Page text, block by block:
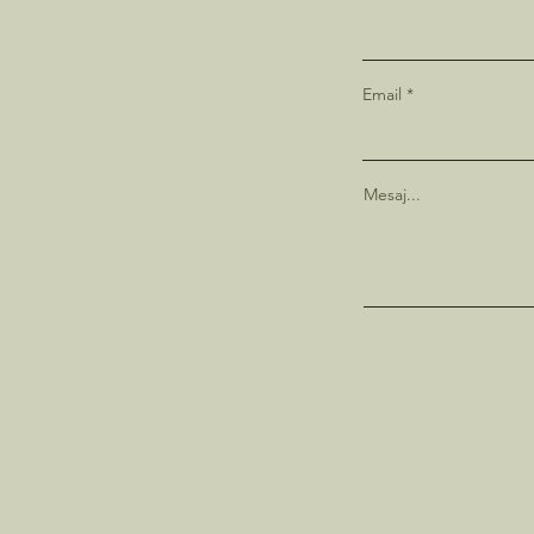
Email
Mesaj...